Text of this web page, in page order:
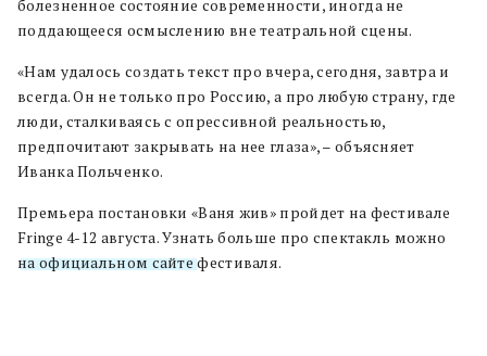
болезненное состояние современности, иногда не
поддающееся осмыслению вне театральной сцены.
«Нам удалось создать текст про вчера, сегодня, завтра и
всегда. Он не только про Россию, а про любую страну, где
люди, сталкиваясь с опрессивной реальностью,
предпочитают закрывать на нее глаза», – объясняет
Иванка Польченко.
Премьера постановки «Ваня жив» пройдет на фестивале
Fringe 4-12 августа. Узнать больше про спектакль можно
на официальном сайтефестиваля.